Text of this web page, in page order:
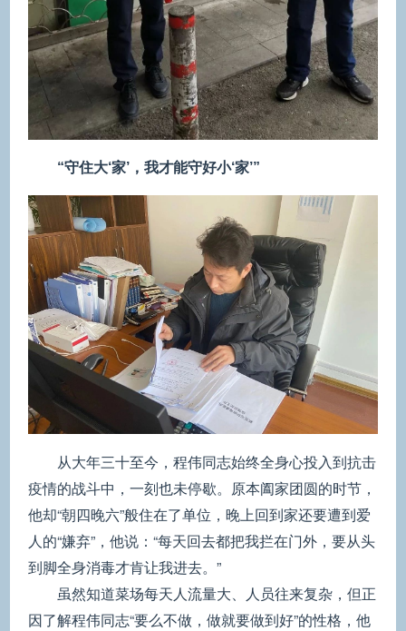
“守住大‘家’，我才能守好小‘家’”
从大年三十至今，程伟同志始终全身心投入到抗击
疫情的战斗中，一刻也未停歇。原本阖家团圆的时节，
他却“朝四晚六”般住在了单位，晚上回到家还要遭到爱
人的“嫌弃”，他说：“每天回去都把我拦在门外，要从头
到脚全身消毒才肯让我进去。”
虽然知道菜场每天人流量大、人员往来复杂，但正
因了解程伟同志“要么不做，做就要做到好”的性格，他